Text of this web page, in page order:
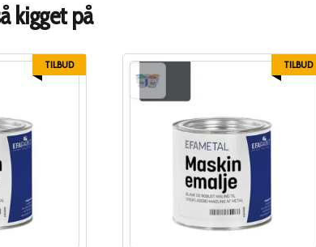
kigget på
TILBUD TILBUD